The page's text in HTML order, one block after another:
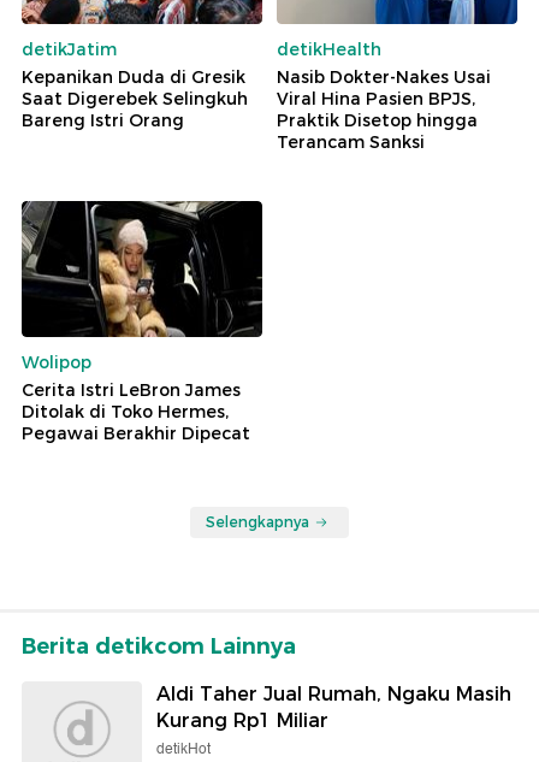
detikJatim
Kepanikan Duda di Gresik
Saat Digerebek Selingkuh
Bareng Istri Orang
detikHealth
Nasib Dokter-Nakes Usai
Viral Hina Pasien BPJS,
Praktik Disetop hingga
Terancam Sanksi
Wolipop
Cerita Istri LeBron James
Ditolak di Toko Hermes,
Pegawai Berakhir Dipecat
Selengkapnya
Berita detikcom Lainnya
Aldi Taher Jual Rumah, Ngaku Masih
Kurang Rp1 Miliar
detikHot